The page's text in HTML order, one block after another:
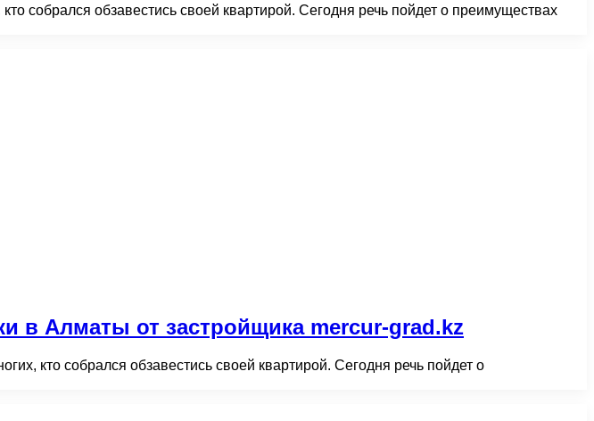
собрался обзавестись своей квартирой. Сегодня речь пойдет о преимуществах
в Алматы от застройщика mercur-grad.kz
кто собрался обзавестись своей квартирой. Сегодня речь пойдет о